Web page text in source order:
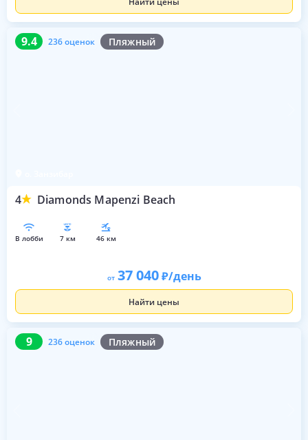
9.4 236 оценок Пляжный
4 Diamonds Mapenzi Beach
9.4 236 оценок
в лобби 7 км 46 км
от 37 040 /день
Найти цены
9 236 оценок Пляжный
9 236 оценок